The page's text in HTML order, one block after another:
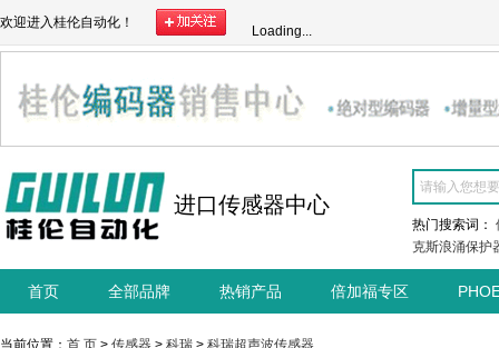
欢迎进入桂伦自动化！
Loading...
进口传感器中心
热门搜索词：
克斯浪涌保护
首页 全部品牌 热销产品 倍加福专区
当前位置： 首 页 > 传感器 > 科瑞 > 科瑞超声波传感器